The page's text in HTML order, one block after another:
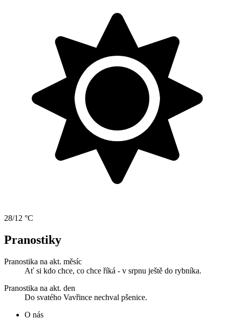
28/12 °C
Pranostiky
Pranostika na akt. měsíc
Ať si kdo chce, co chce říká - v srpnu ještě do rybníka.
Pranostika na akt. den
Do svatého Vavřince nechval pšenice.
O nás